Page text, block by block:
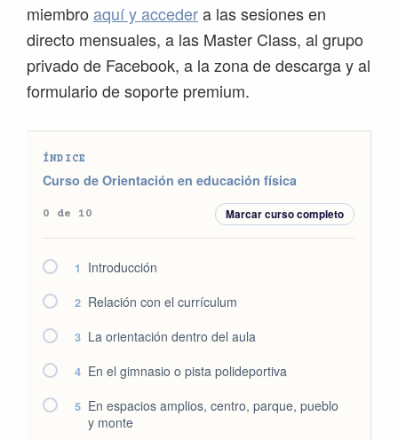
miembro aquí y accedera las sesiones en
directo mensuales, a las Master Class, al grupo
privado de Facebook, a la zona de descarga y al
formulario de soporte premium.
ÍNDICE
Curso de Orientación en educación física
0 de 10 Marcar curso completo
1 Introducción
2 Relación con el currículum
3 La orientación dentro del aula
4 En el gimnasio o pista polideportiva
5 En espacios amplios, centro, parque, pueblo
y monte